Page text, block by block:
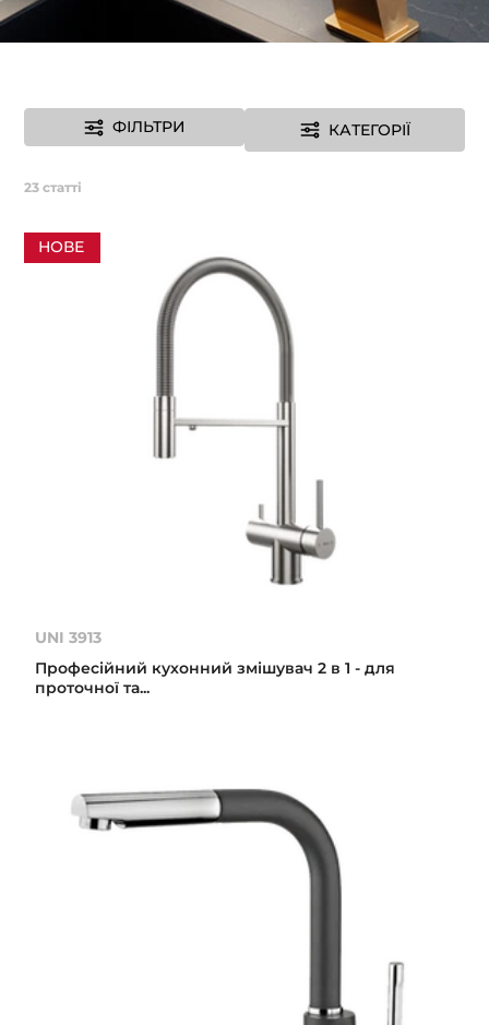
ФІЛЬТРИ КАТЕГОРІЇ
23 статті
НОВЕ
UNI 3913
Професійний кухонний змішувач 2 в 1 - для
проточної та...